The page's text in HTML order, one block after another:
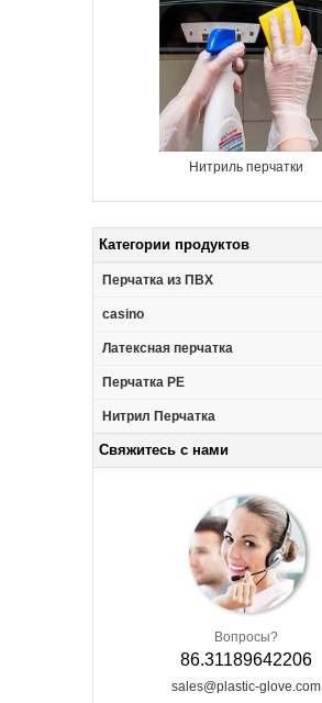
Нитриль перчатки
Категории продуктов
Перчатка из ПВХ
casino
Латексная перчатка
Перчатка PE
Нитрил Перчатка
Свяжитесь с нами
Вопросы?
86.31189642206
sales@plastic-glove.com